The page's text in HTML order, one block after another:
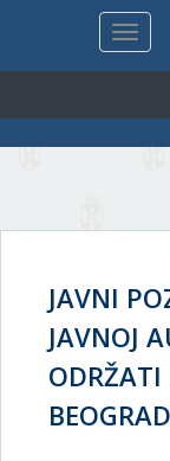
JAVNI
JAVNOJ